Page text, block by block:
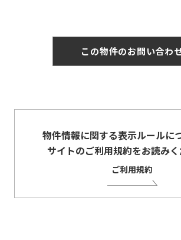
この物件のお問い合わ
物件情報に関する表示ルールに
サイトのご利用規約をお読みく
ご利用規約